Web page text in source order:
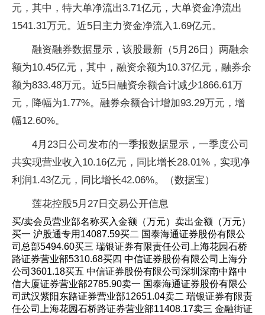
元，其中，特大单净流出3.71亿元，大单资金净流出
1541.31万元。近5日主力资金净流入1.69亿元。
融资融券数据显示，该股最新（5月26日）两融余
额为10.45亿元，其中，融资余额为10.37亿元，融券余
额为833.48万元。近5日融资余额合计减少1866.61万
元，降幅为1.77%。融券余额合计增加93.29万元，增
幅12.60%。
4月23日公司发布的一季报数据显示，一季度公司
共实现营业收入10.16亿元，同比增长28.01%，实现净
利润1.43亿元，同比增长42.06%。（数据宝）
莲花控股5月27日交易公开信息
买/卖会员营业部名称买入金额（万元）卖出金额（万元）
买一 沪股通专用14087.59买二 国泰海通证券股份有限公
司总部5494.60买三 瑞银证券有限责任公司上海花园石桥
路证券营业部5310.68买四 中信证券股份有限公司上海分
公司3601.18买五 中信证券股份有限公司深圳深南中路中
信大厦证券营业部2785.90卖一 国泰海通证券股份有限公
司武汉紫阳东路证券营业部12651.04卖二 瑞银证券有限责
任公司上海花园石桥路证券营业部11408.17卖三 金融街证